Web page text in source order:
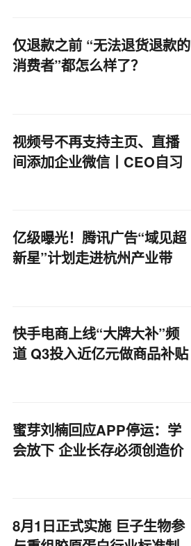
仅退款之前 “无法退货退款的
消费者”都怎么样了？
视频号不再支持主页、直播
间添加企业微信丨CEO自习
亿级曝光！腾讯广告“域见超
新星”计划走进杭州产业带
快手电商上线“大牌大补”频
道 Q3投入近亿元做商品补贴
蜜芽刘楠回应APP停运：学
会放下 企业长存必须创造价
8月1日正式实施 巨子生物参